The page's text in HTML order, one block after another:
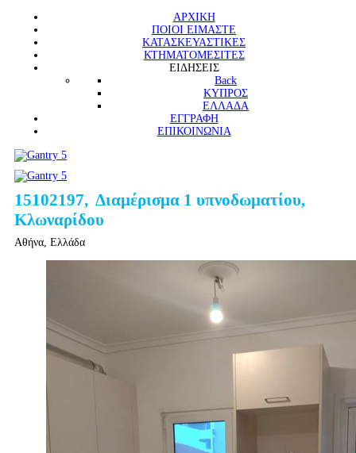
ΑΡΧΙΚΗ
ΠΟΙΟΙ ΕΙΜΑΣΤΕ
ΚΑΤΑΣΚΕΥΑΣΤΙΚΕΣ
ΚΤΗΜΑΤΟΜΕΣΙΤΕΣ
ΕΙΔΗΣΕΙΣ
Back
ΚΥΠΡΟΣ
ΕΛΛΑΔΑ
ΕΓΓΡΑΦΗ
ΕΠΙΚΟΙΝΩΝΙΑ
15102197, Διαμέρισμα 1 υπνοδωματίου,
Κλωναρίδου
Αθήνα, Ελλάδα